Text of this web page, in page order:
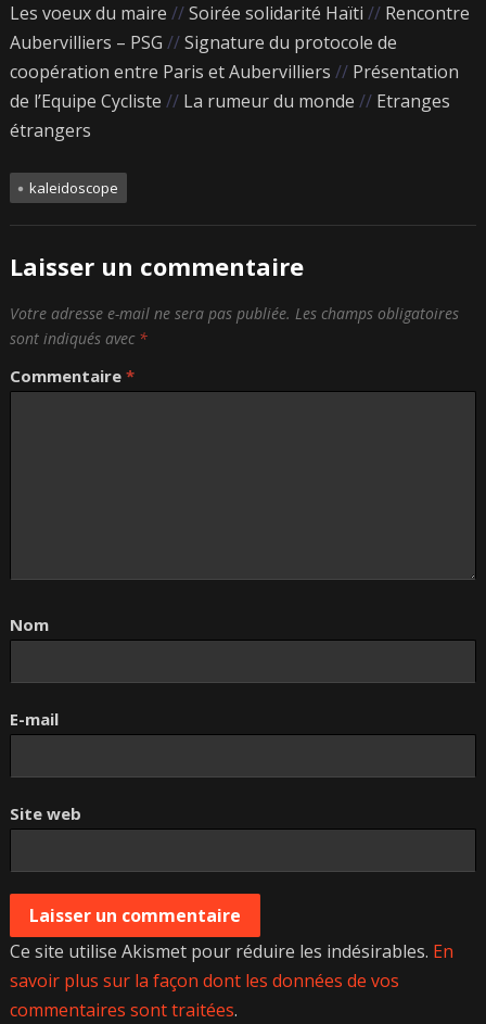
Les voeux du maire //Soirée solidarité Haïti //Rencontre
Aubervilliers – PSG //Signature du protocole de
coopération entre Paris et Aubervilliers //Présentation
de l’Equipe Cycliste //La rumeur du monde //Etranges
étrangers
kaleidoscope
Laisser un commentaire
Votre adresse e-mail ne sera pas publiée. Les champs obligatoires
sont indiqués avec *
Commentaire *
Nom
E-mail
Site web
Ce site utilise Akismet pour réduire les indésirables. En
savoir plus sur la façon dont les données de vos
commentaires sont traitées.